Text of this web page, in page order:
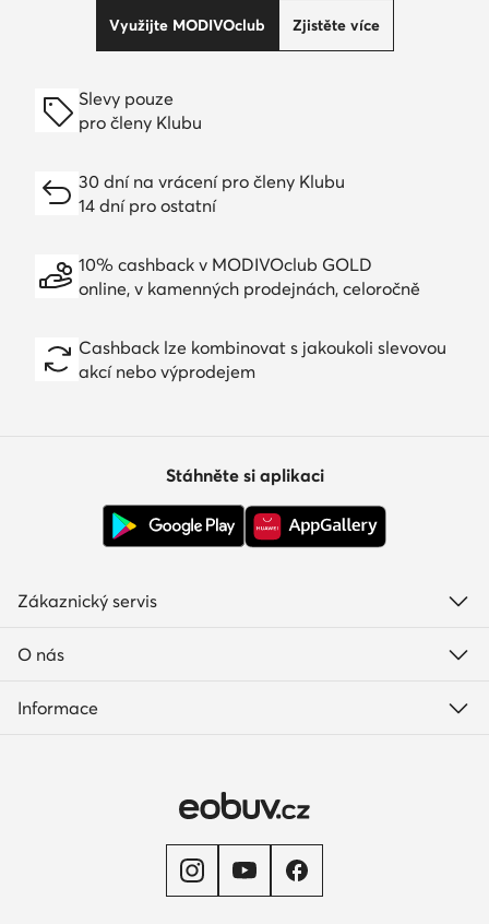
Využijte MODIVOclub Zjistěte více
Slevy pouze
pro členy Klubu
30 dní na vrácení pro členy Klubu
14 dní pro ostatní
10% cashback v MODIVOclub GOLD
online, v kamenných prodejnách, celoročně
Cashback lze kombinovat s jakoukoli slevovou
akcí nebo výprodejem
Stáhněte si aplikaci
Zákaznický servis
O nás
Informace